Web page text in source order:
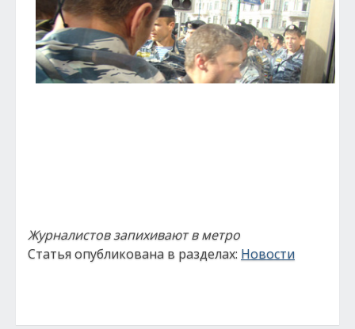
Журналистов запихивают в метро
Статья опубликована в разделах: Новости